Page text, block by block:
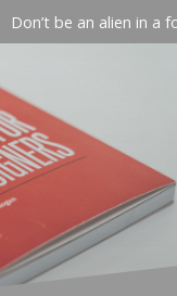
Don’t be an alien in a